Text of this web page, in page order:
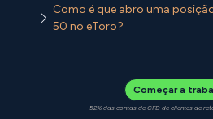
Como é que abro uma
50 no eToro?
Começar a
52% das contas de CFD de clientes de